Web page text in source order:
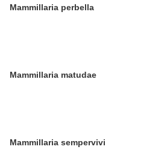
Mammillaria perbella
Mammillaria matudae
Mammillaria sempervivi